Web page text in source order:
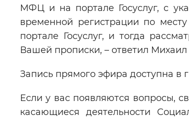
МФЦ и на портале Госуслуг, с
временной регистрации по
портале Госуслуг, и тогда
Вашей прописки, – ответил
Запись прямого эфира доступна в
Если у вас появляются вопросы,
касающиеся деятельности